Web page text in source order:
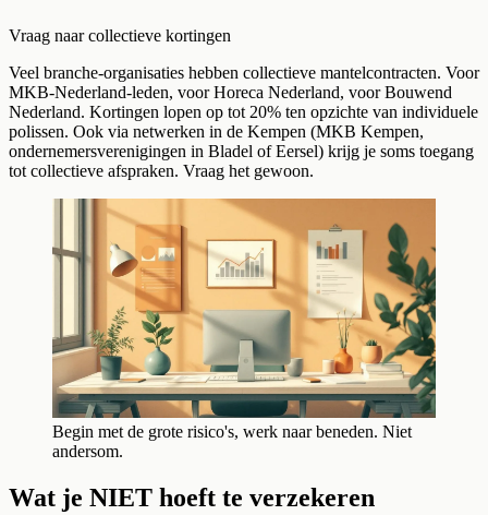
Vraag naar collectieve kortingen
Veel branche-organisaties hebben collectieve mantelcontracten. Voor
MKB-Nederland-leden, voor Horeca Nederland, voor Bouwend
Nederland. Kortingen lopen op tot 20% ten opzichte van individuele
polissen. Ook via netwerken in de Kempen (MKB Kempen,
ondernemersverenigingen in Bladel of Eersel) krijg je soms toegang
tot collectieve afspraken. Vraag het gewoon.
Begin met de grote risico's, werk naar beneden. Niet
andersom.
Wat je NIET hoeft te verzekeren